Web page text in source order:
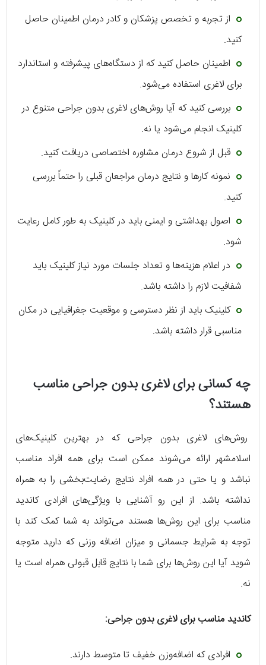
از تجربه و تخصص پزشکان و کادر درمان اطمینان حاصل
کنید.
اطمینان حاصل کنید که از دستگاه‌های پیشرفته و استاندارد
برای لاغری استفاده می‌شود.
بررسی کنید که آیا روش‌های لاغری بدون جراحی متنوع در
کلینیک انجام می‌شود یا نه.
قبل از شروع درمان مشاوره اختصاصی دریافت کنید.
نمونه کارها و نتایج درمان مراجعان قبلی را حتماً بررسی
کنید.
اصول بهداشتی و ایمنی باید در کلینیک به طور کامل رعایت
شود.
در اعلام هزینه‌ها و تعداد جلسات مورد نیاز کلینیک باید
شفافیت لازم را داشته باشد.
کلینیک باید از نظر دسترسی و موقعیت جغرافیایی در مکان
مناسبی قرار داشته باشد.
چه کسانی برای لاغری بدون جراحی مناسب
هستند؟
روش‌های لاغری بدون جراحی که در بهترین کلینیک‌های
اسلامشهر ارائه می‌شوند ممکن است برای همه افراد مناسب
نباشد و یا حتی در همه افراد نتایج رضایت‌بخشی را به همراه
نداشته باشد. از این رو آشنایی با ویژگی‌های افرادی کاندید
مناسب برای این روش‌ها هستند می‌تواند به شما کمک کند با
توجه به شرایط جسمانی و میزان اضافه وزنی که دارید متوجه
شوید آیا این روش‌ها برای شما با نتایج قابل قبولی همراه است یا
نه.
کاندید مناسب برای لاغری بدون جراحی:
افرادی که اضافه‌وزن خفیف تا متوسط دارند.